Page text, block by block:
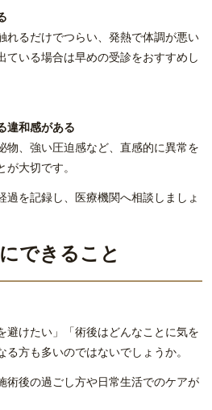
れるだけでつらい、発熱で体調が悪い
ている場合は早めの受診をおすすめし
違和感がある
物、強い圧迫感など、直感的に異常を
大切です。
過を記録し、医療機関へ相談しましょ
できること
避けたい」「術後はどんなことに気を
方も多いのではないでしょうか。
術後の過ごし方や日常生活でのケアが